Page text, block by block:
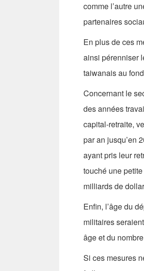
comme l’autre
partenaires
En plus de ces
ainsi pérenniser
taiwanais au
Concernant le
des années
capital-retraite,
par an jusqu’en
ayant pris leur
touché une
milliards de
Enfin, l’âge du
militaires
âge et du
Si ces mesures